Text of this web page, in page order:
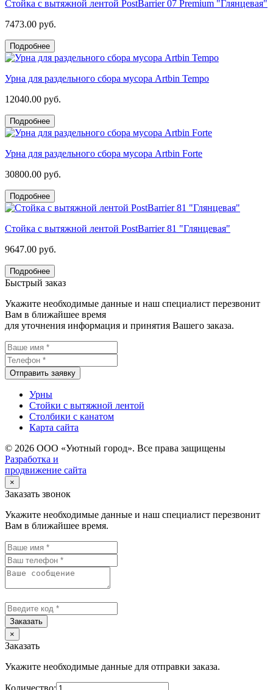
Стойка с вытяжной лентой PostBarrier 07 Premium "Глянцевая"
7473.00 руб.
Подробнее
Урна для раздельного сбора мусора Artbin Tempo
12040.00 руб.
Подробнее
Урна для раздельного сбора мусора Artbin Forte
30800.00 руб.
Подробнее
Стойка с вытяжной лентой PostBarrier 81 "Глянцевая"
9647.00 руб.
Подробнее
Быстрый заказ
Укажите необходимые данные и наш специалист перезвонит
Вам в ближайшее время
для уточнения информация и принятия Вашего заказа.
Отправить заявку
Урны
Стойки с вытяжной лентой
Столбики с канатом
Карта сайта
© 2026 ООО «Уютный город». Все права защищены
Разработка и
продвижение сайта
×
Заказать звонок
Укажите необходимые данные и наш специалист перезвонит
Вам в ближайшее время.
Заказать
×
Заказать
Укажите необходимые данные для отправки заказа.
Количество: